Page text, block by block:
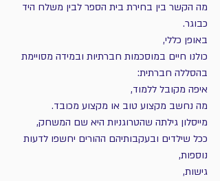
מה הקשר בין בחירת בית הספר לבין משלח היד
כבוגר.
באופן כללי,
כולנו חיים במוסכמות חברתיות ובמידה מסויימת
בהסללה חברתית:
איפה מקובל ללמוד,
מה נחשב מקצוע טוב או מקצוע מכובד.
מייסלון גילתה שהטרוגניות היא שם המשחק,
ככל שילדים ובעקבותיהם ההורים יחשפו לדעות
נוספות,
גישות,